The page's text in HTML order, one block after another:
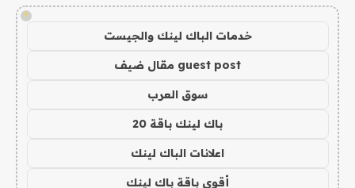
!
خدمات الباك لينك والجيست
guest post مقال ضيف
سوق العرب
باك لينك باقة 20
اعلانات الباك لينك
أقوى باقة باك لينك